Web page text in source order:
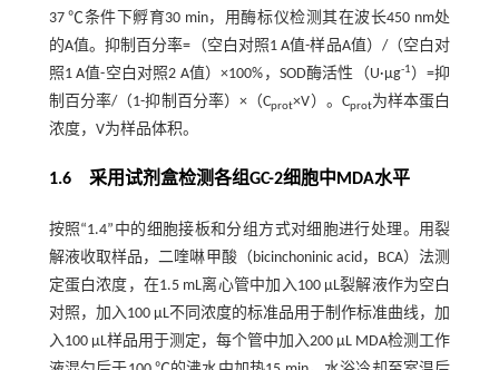
37 ℃条件下孵育30 min，用酶标仪检测其在波长450 nm处
的A值。抑制百分率=（空白对照1 A值-样品A值）/（空白对
照1 A值-空白对照2 A值）×100%，SOD酶活性（U·µg-1 ）=抑
制百分率/（1-抑制百分率）×（Cprot×V）。Cprot为样本蛋白
浓度，V为样品体积。
1.6 采用试剂盒检测各组GC-2细胞中MDA水平
按照“1.4”中的细胞接板和分组方式对细胞进行处理。用裂
解液收取样品，二喹啉甲酸（bicinchoninic acid，BCA）法测
定蛋白浓度，在1.5 mL离心管中加入100 µL裂解液作为空白
对照，加入100 µL不同浓度的标准品用于制作标准曲线，加
入100 µL样品用于测定，每个管中加入200 µL MDA检测工作